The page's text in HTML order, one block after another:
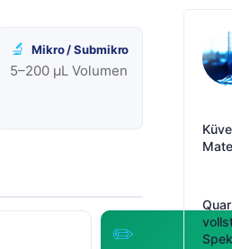
🔬 Mikro / Submikro
5–200 µL Volumen
✏️